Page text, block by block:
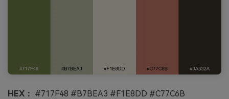
HEX： #717F48 #B7BEA3 #F1E8DD #C77C6B